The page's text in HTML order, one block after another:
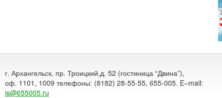
г. Архангельск, пр. Троицкий,д. 52 (гостиница “Двина”),
оф. 1101, 1009 телефоны: (8182) 28-55-55, 655-005. E–mail:
is@655005.ru